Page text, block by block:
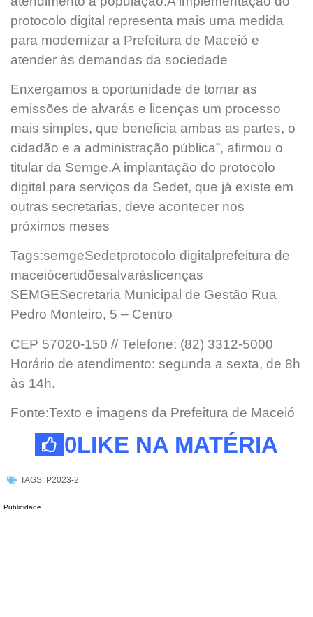
protocolo digital representa mais uma medida
para modernizar a Prefeitura de Maceió e
atender às demandas da sociedade
Enxergamos a oportunidade de tornar as
emissões de alvarás e licenças um processo
mais simples, que beneficia ambas as partes, o
cidadão e a administração pública”, afirmou o
titular da Semge.A implantação do protocolo
digital para serviços da Sedet, que já existe em
outras secretarias, deve acontecer nos
próximos meses
Tags:semgeSedetprotocolo digitalprefeitura de
maceiócertidõesalvaráslicenças
SEMGESecretaria Municipal de Gestão Rua
Pedro Monteiro, 5 – Centro
CEP 57020-150 // Telefone: (82) 3312-5000
Horário de atendimento: segunda a sexta, de 8h
às 14h.
Fonte:Texto e imagens da Prefeitura de Maceió
0LIKE NA MATÉRIA
TAGS: P2023-2
Publicidade